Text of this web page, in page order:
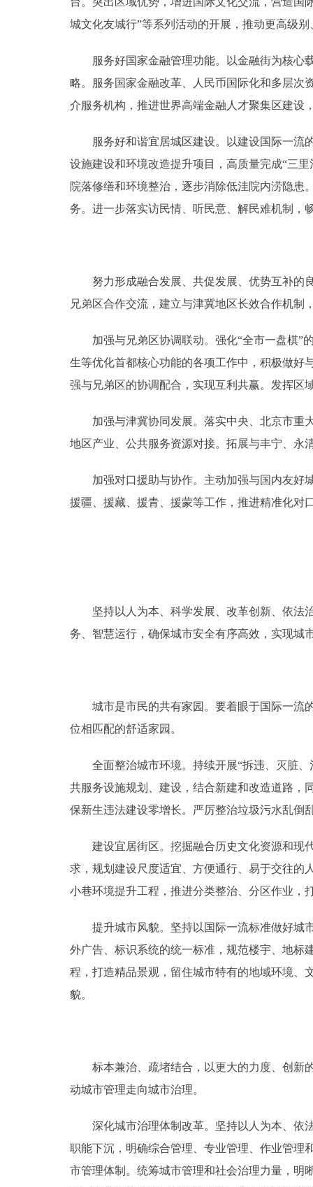
城文化友城行”等系列活动的开展，推动更高级
服务好国家金融管理功能。以金融街为核心载
略。服务国家金融改革、人民币国际化和多层次
介服务机构，推进世界高端金融人才聚集区建设
服务好和谐宜居城区建设。以建设国际一流的
设施建设和环境改造提升项目，高质量完成“三
院落修缮和环境整治，逐步消除低洼院内涝隐
务。进一步落实访民情、听民意、解民难机制，
努力形成融合发展、共促发展、优势互补的良
兄弟区合作交流，建立与津冀地区长效合作机制
加强与兄弟区协调联动。强化“全市一盘棋”的
生等优化首都核心功能的各项工作中，积极做好
强与兄弟区的协调配合，实现互利共赢。发挥区
加强与津冀协同发展。落实中央、北京市重大
地区产业、公共服务资源对接。拓展与丰宁、永
加强对口援助与协作。主动加强与国内友好城
援疆、援藏、援青、援蒙等工作，推进精准化对
坚持以人为本、科学发展、改革创新、依法治
务、智慧运行，确保城市安全有序高效，实现城
城市是市民的共有家园。要着眼于国际一流的
位相匹配的舒适家园。
全面整治城市环境。持续开展“拆违、灭脏、
共服务设施规划、建设，结合新建和改造道路，
保新生违法建设零增长。严厉整治垃圾污水乱倒
建设宜居街区。挖掘融合历史文化资源和现代
求，规划建设尺度适宜、方便通行、易于交往的
小巷环境提升工程，推进分类整治、分区作业，
提升城市风貌。坚持以国际一流标准做好城市
外广告、标识系统的统一标准，规范楼宇、地标
程，打造精品景观，留住城市特有的地域环境、
貌。
标本兼治、疏堵结合，以更大的力度、创新的
动城市管理走向城市治理。
深化城市治理体制改革。坚持以人为本、依法
职能下沉，明确综合管理、专业管理、作业管理
市管理体制。统筹城市管理和社会治理力量，明